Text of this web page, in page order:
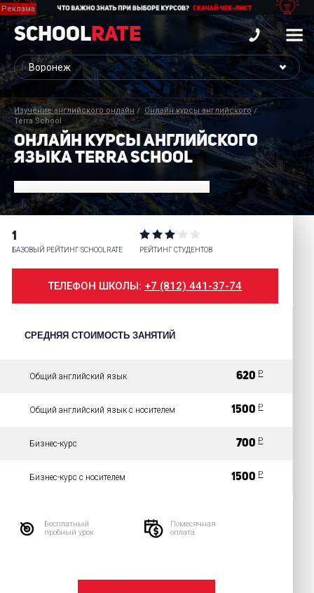
School Rate
Изучение английского онлайн
Онлайн курсы английского
Terra School
ОНЛАЙН КУРСЫ АНГЛИЙСКОГО
ЯЗЫКА TERRA SCHOOL
1
БАЗОВЫЙ РЕЙТИНГ SCHOOLRATE РЕЙТИНГ СТУДЕНТОВ
ТЕЛЕФОН ШКОЛЫ: +7 (812) 441-37-74
СРЕДНЯЯ СТОИМОСТЬ ЗАНЯТИЙ
Общий английский язык 620 P
Общий английский язык с носителем 1500 P
Бизнес-курс 700 P
Бизнес-курс с носителем 1500 P
Бесплатный
пробный урок
Помесячная
оплата